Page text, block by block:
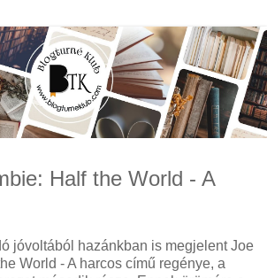
Half the World - A
jóvoltából hazánkban is megjelent Joe
World - A harcos című regénye, a